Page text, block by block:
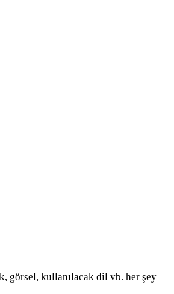
görsel, kullanılacak dil vb. her şey